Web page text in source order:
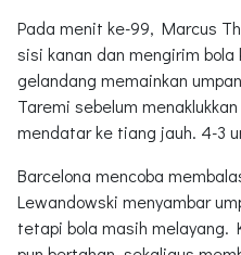
Pada menit ke-99, Marcus
sisi kanan dan mengirim
gelandang memainkan
Taremi sebelum
mendatar ke tiang jauh. 4-3
Barcelona mencoba
Lewandowski menyambar
tetapi bola masih melayang.